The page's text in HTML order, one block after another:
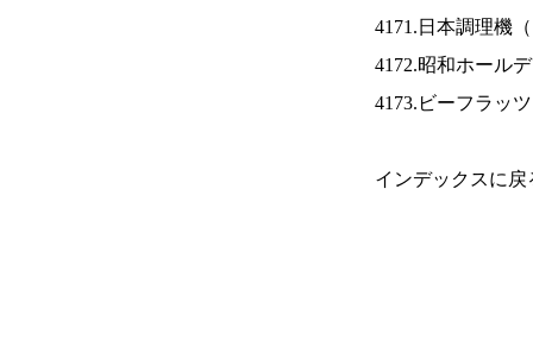
4171.日本調理機（
4172.昭和ホール
4173.ビーフラッ
インデックスに戻